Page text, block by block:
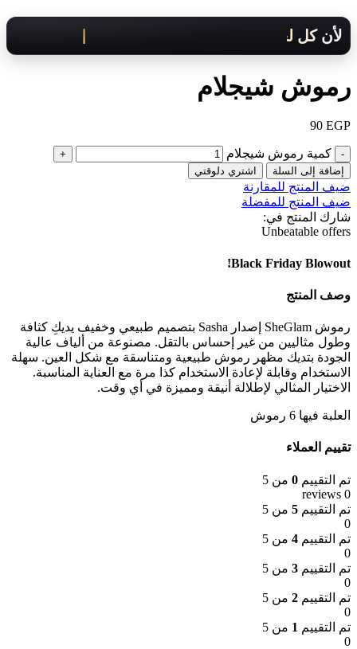
لأن كل لحظة مهمة .. هنوصلك بسرعة!
رموش شيجلام
90 EGP
كمية رموش شيجلام
إضافة إلى السلة اشتري دلوقتي
ضيف المنتج للمقارنة
ضيف المنتج للمفضلة
شارك المنتج في:
Unbeatable offers
Black Friday Blowout!
وصف المنتج
رموش SheGlam إصدار Sasha بتصميم طبيعي وخفيف يديكِ كثافة
وطول مثاليين من غير إحساس بالتقل. مصنوعة من ألياف عالية
الجودة بتديك مظهر رموش طبيعية ومتناسقة مع شكل العين. سهلة
الاستخدام وقابلة لإعادة الاستخدام كذا مرة مع العناية المناسبة.
الاختيار المثالي لإطلالة أنيقة ومميزة في أي وقت.
العلبة فيها 6 رموش
تقييم العملاء
تم التقييم 0 من 5
0 reviews
تم التقييم 5 من 5
0
تم التقييم 4 من 5
0
تم التقييم 3 من 5
0
تم التقييم 2 من 5
0
تم التقييم 1 من 5
0